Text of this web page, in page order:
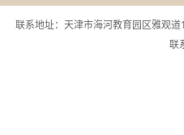
联系地址：天津市海河教育园区雅观
联